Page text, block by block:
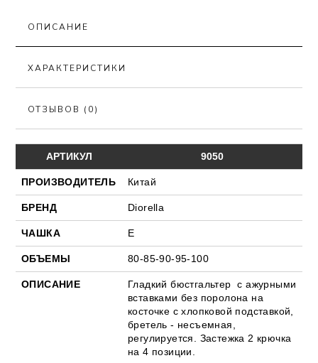
ОПИСАНИЕ
ХАРАКТЕРИСТИКИ
ОТЗЫВОВ (0)
АРТИКУЛ 9050
ПРОИЗВОДИТЕЛЬ Китай
БРЕНД Diorella
ЧАШКА Е
ОБЪЕМЫ 80-85-90-95-100
ОПИСАНИЕ
Гладкий бюстгальтер с ажурными
вставками без поролона на
косточке с хлопковой подставкой,
бретель - несъемная,
регулируется. Застежка 2 крючка
на 4 позиции.